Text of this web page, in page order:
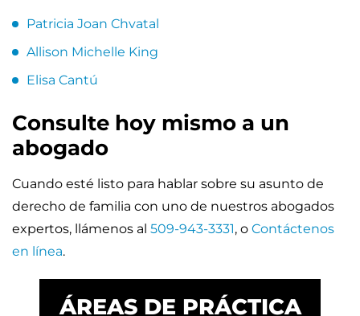
Patricia Joan Chvatal
Allison Michelle King
Elisa Cantú
Consulte hoy mismo a un
abogado
Cuando esté listo para hablar sobre su asunto de
derecho de familia con uno de nuestros abogados
expertos, llámenos al 509-943-3331, o Contáctenos
en línea.
ÁREAS DE PRÁCTICA